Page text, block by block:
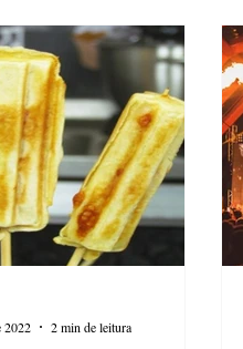
2022
2 min de leitura